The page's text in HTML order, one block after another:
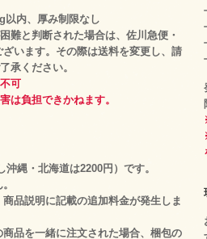
以内、厚み制限なし
難と判断された場合は、佐川急便・
います。その際は送料を変更し、請
承ください。
可
は負担できかねます。
縄・北海道は2200円）です。
品説明に記載の追加料金が発生しま
品を一緒に注文された場合、梱包の